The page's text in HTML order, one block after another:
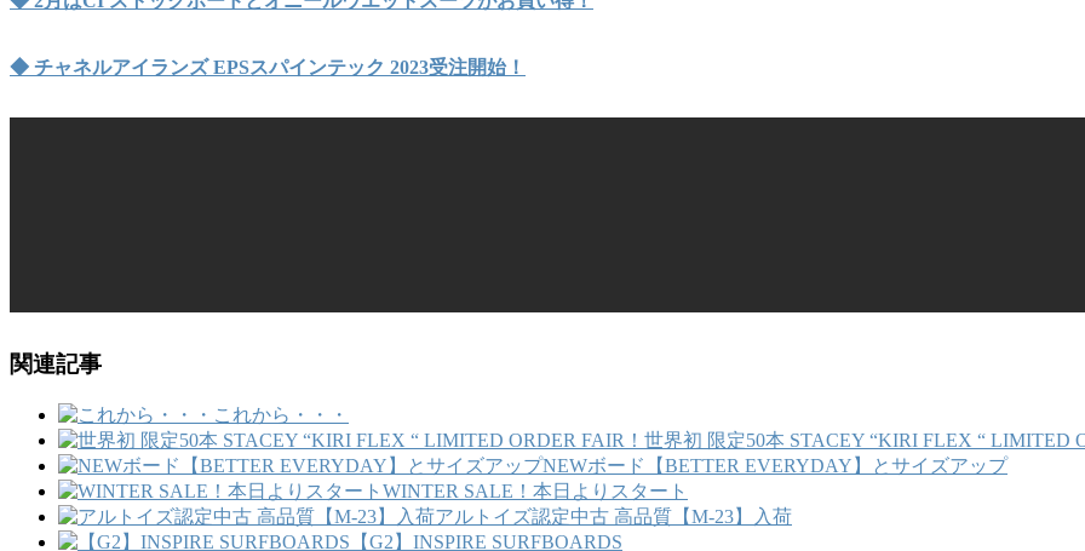
◆ チャネルアイランズ EPSスパインテック 2023受注開始！
関連記事
これから・・・
世界初 限定50本 STACEY “KIRI FLEX “ LIMITED
NEWボード【BETTER EVERYDAY】とサイズアップ
WINTER SALE！本日よりスタート
アルトイズ認定中古 高品質【M-23】入荷
【G2】INSPIRE SURFBOARDS